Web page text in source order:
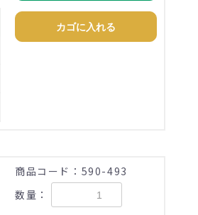
カゴに入れる
商品コード：590-493
数量：